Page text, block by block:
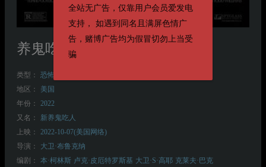
全站无广告，仅靠用户会员爱发电
支持， 如遇到同名且满屏色情广
告，赌博广告均为假冒切勿上当受
骗
养鬼吃人
类型： 恐怖
地区：
美国
年份：
2022
又名：
新养鬼吃人
上映：
2022-10-07(美国网络)
导演：
大卫·布鲁克纳
编剧：
本·柯林斯 卢克·皮厄特罗斯基 大卫·S·高耶 克莱夫·巴克